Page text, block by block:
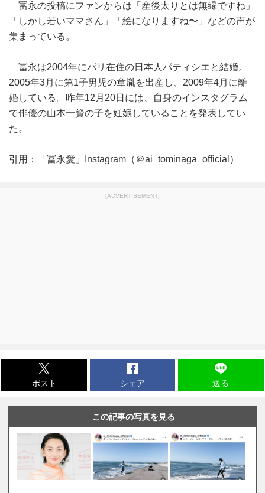
冨永の投稿にファンからは「産後太りとは無縁ですね」
「しかし若いママさん」「絵になりますね〜」などの声が
集まっている。
冨永は2004年にパリ在住の日本人パティシエと結婚。
2005年3月に第1子男児の章胤を出産し、2009年4月に離
婚している。昨年12月20日には、自身のインスタグラム
で俳優の山本一賢の子を妊娠していることを発表してい
た。
引用：「冨永愛」Instagram（＠ai_tominaga_official）
[ADVERTISEMENT]
ポスト シェア 送る
この記事の写真を見る